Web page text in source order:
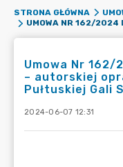
STRONA GŁÓWNA
Umowa Nr 162/
– autorskiej
Pułtuskiej Gali
2024-06-07 12:31